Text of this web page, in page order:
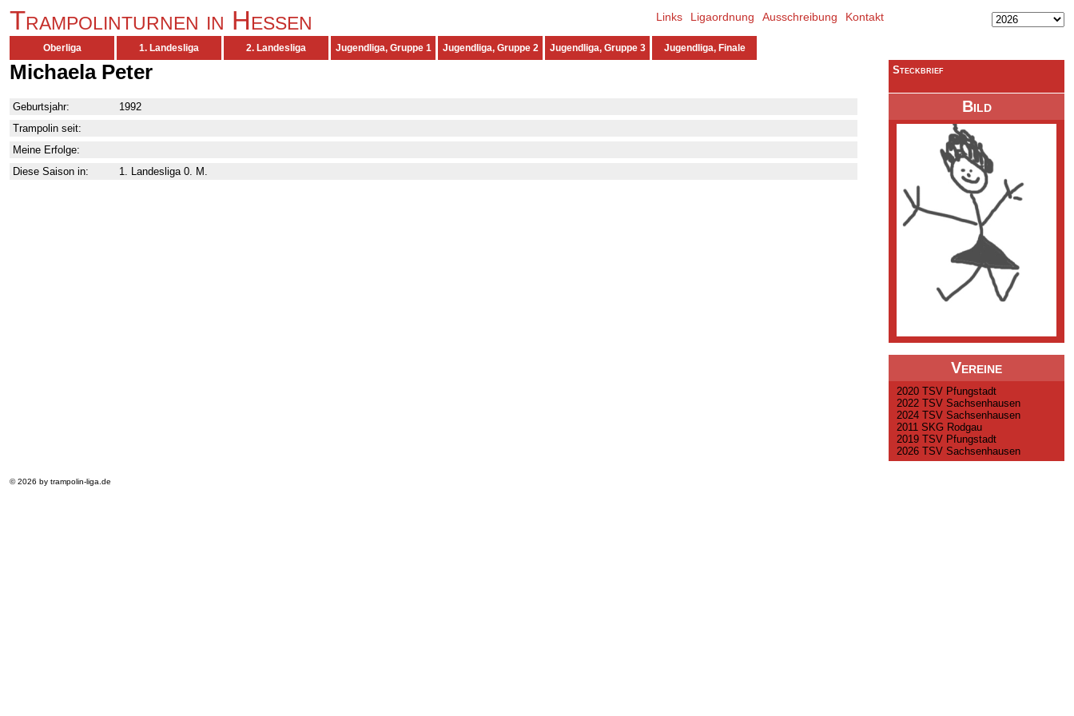
Trampolinturnen in Hessen Links Ligaordnung Ausschreibung Kontakt
Oberliga 1. Landesliga 2. Landesliga Jugendliga, Gruppe 1 Jugendliga, Gruppe 2 Jugendliga, Gruppe 3 Jugendliga, Finale
Michaela Peter
Bild
Vereine
2020 TSV Pfungstadt
2022 TSV Sachsenhausen
2024 TSV Sachsenhausen
2011 SKG Rodgau
2019 TSV Pfungstadt
2026 TSV Sachsenhausen
Steckbrief
Geburtsjahr:
1992
Trampolin seit:
Meine Erfolge:
Diese Saison in:
1. Landesliga 0. M.
© 2026 by trampolin-liga.de